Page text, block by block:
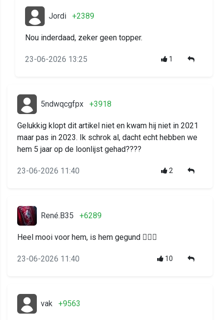
Jordi +2389
Nou inderdaad, zeker geen topper.
23-06-2026 13:25 1
5ndwqcgfpx +3918
Gelukkig klopt dit artikel niet en kwam hij niet in 2021
maar pas in 2023. Ik schrok al, dacht echt hebben we
hem 5 jaar op de loonlijst gehad????
23-06-2026 11:40 2
René.B35 +6289
Heel mooi voor hem, is hem gegund 👌🏻🙂
23-06-2026 11:40 10
vak +9563